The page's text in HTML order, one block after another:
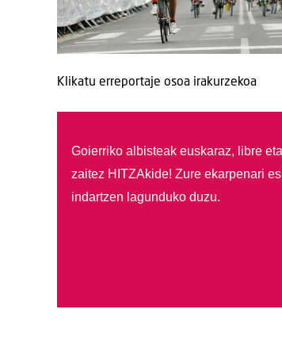
Klikatu erreportaje osoa irakurzekoa
Goierriko albisteak euskaraz, libre
zaitez HITZAkide! Zure ekarpenari
indartzen lagunduko duzu.